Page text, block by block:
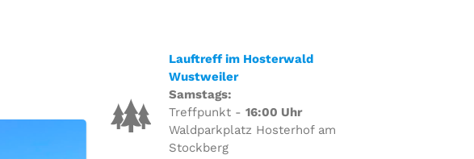
Lauftreff im Hosterwald
Wustweiler
Samstags:
Treffpunkt - 16:00 Uhr
Waldparkplatz Hosterhof am
Stockberg